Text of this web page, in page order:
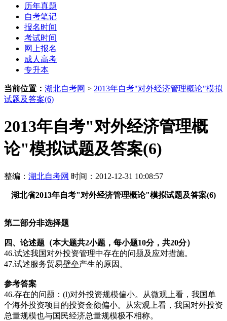
历年真题
自考笔记
报名时间
考试时间
网上报名
成人高考
专升本
当前位置： 湖北自考网 > 2013年自考"对外经济管理概论"模拟
试题及答案(6)
2013年自考"对外经济管理概
论"模拟试题及答案(6)
整编： 湖北自考网 时间：2012-12-31 10:08:57
湖北省2013年自考"对外经济管理概论"模拟试题及答案(6)
第二部分非选择题
四、论述题（本大题共2小题，每小题10分，共20分）
46.试述我国对外投资管理中存在的问题及应对措施。
47.试述服务贸易壁垒产生的原因。
参考答案
46.存在的问题：(l)对外投资规模偏小。从微观上看，我国单
个海外投资项目的投资金额偏小。从宏观上看，我国对外投资
总量规模也与国民经济总量规模极不相称。